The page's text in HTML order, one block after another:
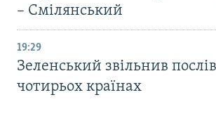
– Смілянський
19:29
Зеленський звільнив
чотирьох країнах